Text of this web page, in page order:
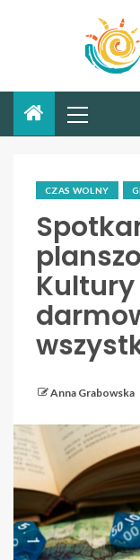
CZAS WOLNY
Anna Grabowska